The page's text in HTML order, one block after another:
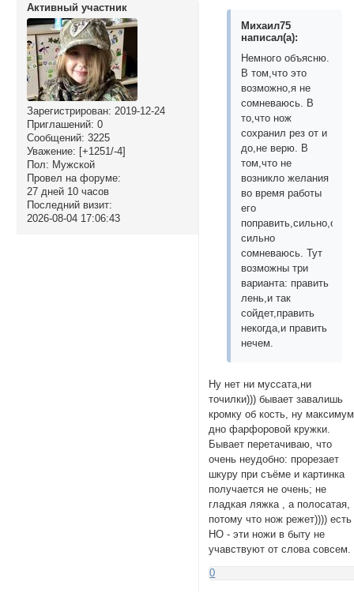
Активный участник
Зарегистрирован: 2019-12-24
Приглашений: 0
Сообщений: 3225
Уважение: [+1251/-4]
Пол: Мужской
Провел на форуме:
27 дней 10 часов
Последний визит:
2026-08-04 17:06:43
Михаил75
написал(а):
Немного объясню.
В том,что это
возможно,я не
сомневаюсь. В
то,что нож
сохранил рез от и
до,не верю. В
том,что не
возникло желания
во время работы
его
сильно
сомневаюсь. Тут
возможны три
варианта: править
лень,и так
сойдет,править
некогда,и править
нечем.
Ну нет ни муссата,ни
точилки))) бывает завалишь
кромку об кость, ну максимум
дно фарфоровой кружки.
Бывает перетачиваю, что
очень неудобно: прорезает
шкуру при съёме и картинка
получается не очень; не
гладкая ляжка , а полосатая,
потому что нож режет)))) есть
НО - эти ножи в быту не
учавствуют от слова совсем.
0